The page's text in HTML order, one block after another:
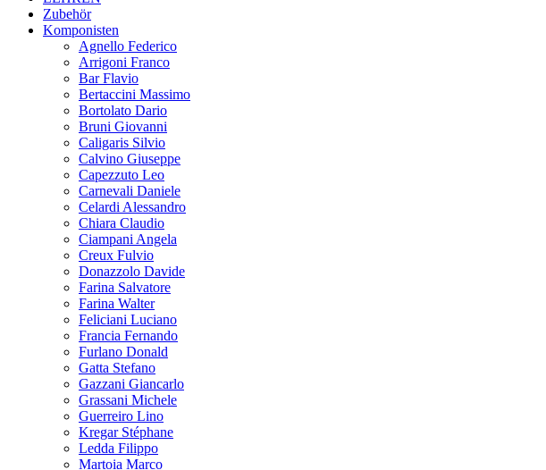
Zubehör
Komponisten
Agnello Federico
Arrigoni Franco
Bar Flavio
Bertaccini Massimo
Bortolato Dario
Bruni Giovanni
Caligaris Silvio
Calvino Giuseppe
Capezzuto Leo
Carnevali Daniele
Celardi Alessandro
Chiara Claudio
Ciampani Angela
Creux Fulvio
Donazzolo Davide
Farina Salvatore
Farina Walter
Feliciani Luciano
Francia Fernando
Furlano Donald
Gatta Stefano
Gazzani Giancarlo
Grassani Michele
Guerreiro Lino
Kregar Stéphane
Ledda Filippo
Martoia Marco